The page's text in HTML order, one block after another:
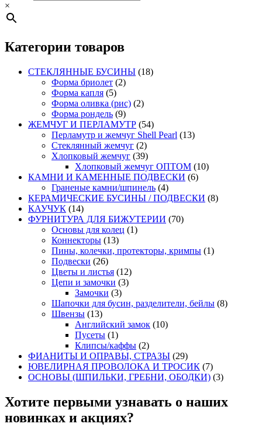
×
Категории товаров
СТЕКЛЯННЫЕ БУСИНЫ (18)
Форма бриолет (2)
Форма капля (5)
Форма оливка (рис) (2)
Форма рондель (9)
ЖЕМЧУГ И ПЕРЛАМУТР (54)
Перламутр и жемчуг Shell Pearl (13)
Стеклянный жемчуг (2)
Хлопковый жемчуг (39)
Хлопковый жемчуг ОПТОМ (10)
КАМНИ И КАМЕННЫЕ ПОДВЕСКИ (6)
Граненые камни/шпинель (4)
КЕРАМИЧЕСКИЕ БУСИНЫ / ПОДВЕСКИ (8)
КАУЧУК (14)
ФУРНИТУРА ДЛЯ БИЖУТЕРИИ (70)
Основы для колец (1)
Коннекторы (13)
Пины, колечки, протекторы, кримпы (1)
Подвески (26)
Цветы и листья (12)
Цепи и замочки (3)
Замочки (3)
Шапочки для бусин, разделители, бейлы (8)
Швензы (13)
Английский замок (10)
Пусеты (1)
Клипсы/каффы (2)
ФИАНИТЫ И ОПРАВЫ, СТРАЗЫ (29)
ЮВЕЛИРНАЯ ПРОВОЛОКА И ТРОСИК (7)
ОСНОВЫ (ШПИЛЬКИ, ГРЕБНИ, ОБОДКИ) (3)
Хотите первыми узнавать о наших
новинках и акциях?